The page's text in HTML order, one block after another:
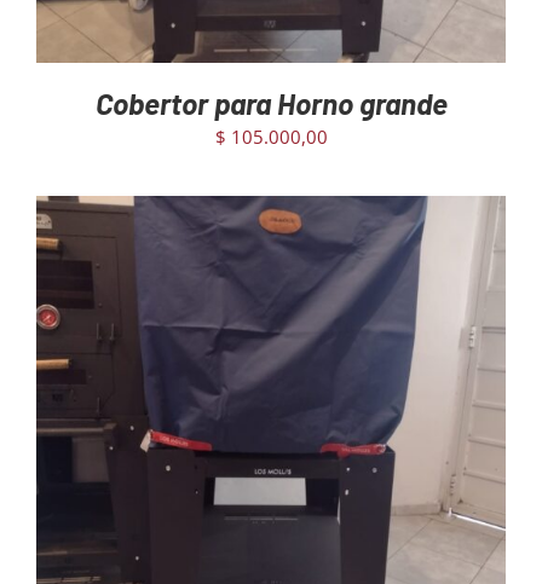
Cobertor para Horno grande
$ 105.000,00
AGREGAR AL CARRITO DETAILS